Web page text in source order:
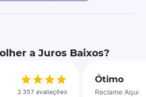
a Juros Baixos?
2.357 avaliações
Ótimo
Reclame Aqui